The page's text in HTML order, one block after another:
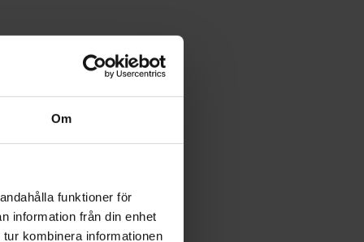
Om
funktioner för
information från din enhet
kombinera informationen
arbete
Många
andra initiativ